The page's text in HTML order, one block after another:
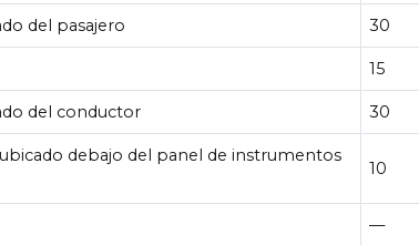
del pasajero 30
15
del conductor 30
debajo del panel de instrumentos
10
—